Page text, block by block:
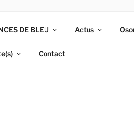
DE BLEU Actus
Contact